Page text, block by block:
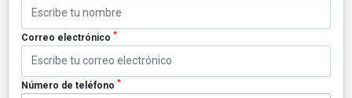
Correo electrónico *
Número de teléfono *